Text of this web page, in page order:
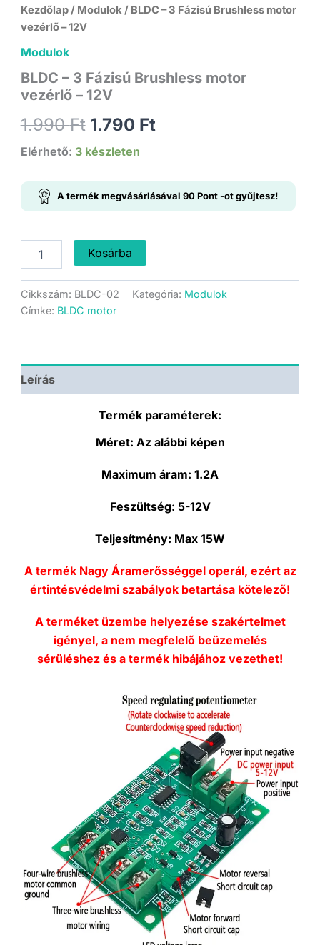
Kezdőlap/ Modulok / BLDC – 3 Fázisú Brushless motor
vezérlő – 12V
Modulok
BLDC – 3 Fázisú Brushless motor
vezérlő – 12V
1.990Ft Original
price
was:
1.990 Ft.
1.790 FtCurrent
is:
1.790 Ft.
Elérhető: 3 készleten
A termék megvásárlásával 90Pont-ot gyűjtesz!
Fázisú
motor
mennyiség
Kosárba
Cikkszám: BLDC-02 Kategória: Modulok
Címke: BLDC motor
Leírás
Termék paraméterek:
Méret: Az alábbi képen
Maximum áram: 1.2A
Feszültség: 5-12V
Teljesítmény: Max 15W
A termék Nagy Áramerősséggel operál, ezért az
értintésvédelmi szabályok betartása kötelező!
A terméket üzembe helyezése szakértelmet
igényel, a nem megfelelő beüzemelés
sérüléshez és a termék hibájához vezethet!